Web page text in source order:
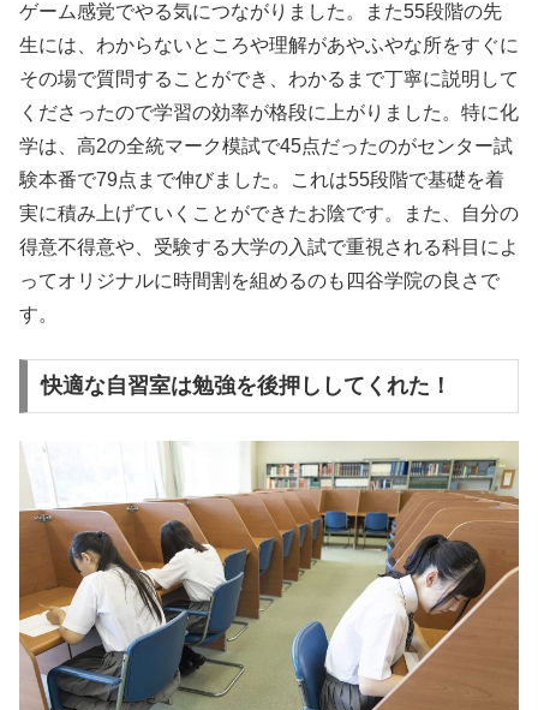
ゲーム感覚でやる気につながりました。また55段階の先
生には、わからないところや理解があやふやな所をすぐに
その場で質問することができ、わかるまで丁寧に説明して
くださったので学習の効率が格段に上がりました。特に化
学は、高2の全統マーク模試で45点だったのがセンター試
験本番で79点まで伸びました。これは55段階で基礎を着
実に積み上げていくことができたお陰です。また、自分の
得意不得意や、受験する大学の入試で重視される科目によ
ってオリジナルに時間割を組めるのも四谷学院の良さで
す。
快適な自習室は勉強を後押ししてくれた！